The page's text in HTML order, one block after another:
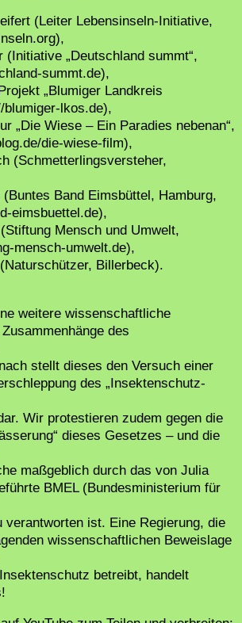
(Leiter Lebensinseln-Initiative,
(Initiative „Deutschland summt“,
summt.de),
„Blumiger Landkreis
blumiger-lkos.de),
„Die Wiese – Ein Paradies nebenan“,
die-wiese-film),
(Schmetterlingsversteher,
Band Eimsbüttel, Hamburg,
eimsbuettel.de),
Mensch und Umwelt,
mensch-umwelt.de),
Billerbeck).
weitere wissenschaftliche
des
stellt dieses den Versuch einer
des „Insektenschutz-
Wir protestieren zudem gegen die
dieses Gesetzes – und die
maßgeblich durch das von Julia
BMEL (Bundesministerium für
verantworten ist. Eine Regierung, die
wissenschaftlichen Beweislage
betreibt, handelt